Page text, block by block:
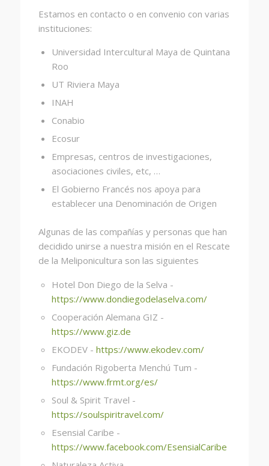
Estamos en contacto o en convenio con varias
instituciones:
Universidad Intercultural Maya de Quintana
Roo
UT Riviera Maya
INAH
Conabio
Ecosur
Empresas, centros de investigaciones,
asociaciones civiles, etc, …
El Gobierno Francés nos apoya para
establecer una Denominación de Origen
Algunas de las compañías y personas que han
decidido unirse a nuestra misión en el Rescate
de la Meliponicultura son las siguientes
Hotel Don Diego de la Selva -
https://www.dondiegodelaselva.com/
Cooperación Alemana GIZ -
https://www.giz.de
EKODEV - https://www.ekodev.com/
Fundación Rigoberta Menchú Tum -
https://www.frmt.org/es/
Soul & Spirit Travel -
https://soulspiritravel.com/
Esensial Caribe -
https://www.facebook.com/EsensialCaribe